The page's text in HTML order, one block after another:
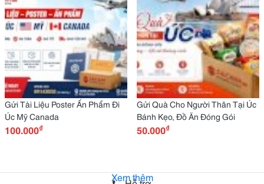
Gửi Tài Liệu Poster Ấn Phẩm Đi
Úc Mỹ Canada
100.000₫
Gửi Quà Cho Người Thân Tại Úc
Bánh Kẹo, Đồ Ăn Đóng Gói
50.000₫
Xem thêm